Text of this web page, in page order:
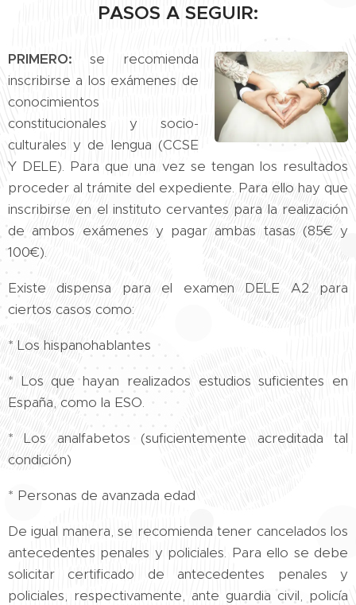
PASOS A SEGUIR:
PRIMERO: se recomienda
inscribirse a los exámenes de
conocimientos
constitucionales y socio-
culturales y de lengua (CCSE
Y DELE). Para que una vez se tengan los resultados
proceder al trámite del expediente. Para ello hay que
inscribirse en el instituto cervantes para la realización
de ambos exámenes y pagar ambas tasas (85€ y
100€).
Existe dispensa para el examen DELE A2 para
ciertos casos como:
* Los hispanohablantes
* Los que hayan realizados estudios suficientes en
España, como la ESO.
* Los analfabetos (suficientemente acreditada tal
condición)
* Personas de avanzada edad
De igual manera, se recomienda tener cancelados los
antecedentes penales y policiales. Para ello se debe
solicitar certificado de antecedentes penales y
policiales, respectivamente, ante guardia civil, policía